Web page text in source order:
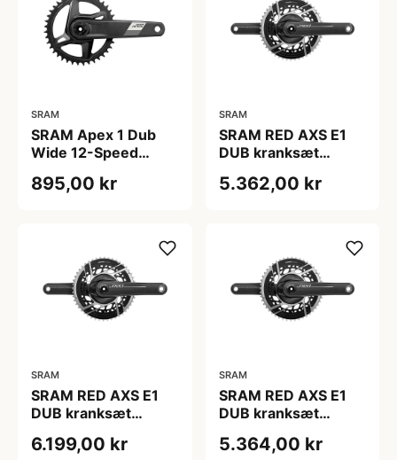
SRAM
SRAM Apex 1 Dub
Wide 12-Speed
895,00 kr
SRAM
SRAM RED AXS E1
DUB kranksæt
5.362,00 kr
SRAM
SRAM RED AXS E1
DUB kranksæt
6.199,00 kr
SRAM
SRAM RED AXS E1
DUB kranksæt
5.364,00 kr